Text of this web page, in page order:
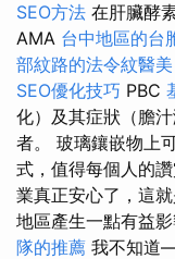
SEO方法 在肝臟酵
AMA 台中地區的台
部紋路的法令紋醫美
SEO優化技巧 PBC
化）及其症狀（膽
者。 玻璃鑲嵌物上
式，值得每個人的讚
業真正安心了，這
地區產生一點有益影
隊的推薦 我不知道